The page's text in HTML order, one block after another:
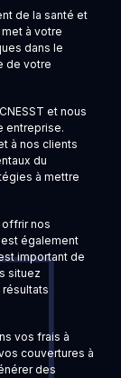
de la santé et
à votre
dans le
de votre
et nous
entreprise.
à nos clients
du
à mettre
nos
également
important de
situez
vos frais à
couvertures à
des